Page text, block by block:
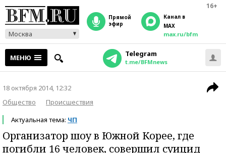
16+
Москва
прямой
эфир
Канал в
MAX
max.ru/bfm
МЕНЮ Telegram
t.me/BFMnews
18 октября 2014, 12:32
Общество
Происшествия
Актуальная тема: ЧП
Организатор шоу в Южной Корее, где
погибли 16 человек, совершил суицид